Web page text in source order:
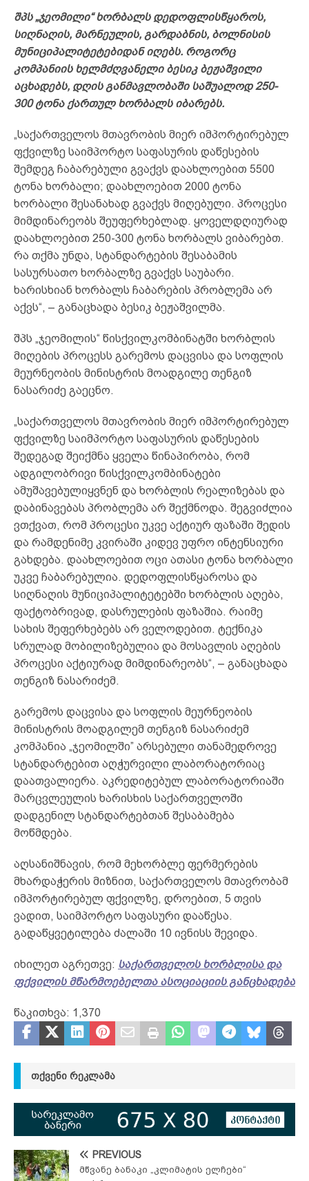
შპს „ჯეომილი“ ხორბალს დედოფლისწყაროს,
სიღნაღის, მარნეულის, გარდაბნის, ბოლნისის
მუნიციპალიტეტებიდან იღებს. როგორც
კომპანიის ხელმძღვანელი ბესიკ ბეჟაშვილი
აცხადებს, დღის განმავლობაში საშუალოდ 250-
300 ტონა ქართულ ხორბალს იბარებს.
„საქართველოს მთავრობის მიერ იმპორტირებულ
ფქვილზე საიმპორტო საფასურის დაწესების
შემდეგ ჩაბარებული გვაქვს დაახლოებით 5500
ტონა ხორბალი; დაახლოებით 2000 ტონა
ხორბალი შესანახად გვაქვს მიღებული. პროცესი
მიმდინარეობს შეუფერხებლად. ყოველდღიურად
დაახლოებით 250-300 ტონა ხორბალს ვიბარებთ.
რა თქმა უნდა, სტანდარტების შესაბამის
სასურსათო ხორბალზე გვაქვს საუბარი.
ხარისხიან ხორბალს ჩაბარების პრობლემა არ
აქვს“, – განაცხადა ბესიკ ბეჟაშვილმა.
შპს „ჯეომილის“ წისქვილკომბინატში ხორბლის
მიღების პროცესს გარემოს დაცვისა და სოფლის
მეურნეობის მინისტრის მოადგილე თენგიზ
ნასარიძე გაეცნო.
„საქართველოს მთავრობის მიერ იმპორტირებულ
ფქვილზე საიმპორტო საფასურის დაწესების
შედეგად შეიქმნა ყველა წინაპირობა, რომ
ადგილობრივი წისქვილკომბინატები
ამუშავებულიყვნენ და ხორბლის რეალიზებას და
დაბინავებას პრობლემა არ შექმნოდა. შეგვიძლია
ვთქვათ, რომ პროცესი უკვე აქტიურ ფაზაში შედის
და რამდენიმე კვირაში კიდევ უფრო ინტენსიური
გახდება. დაახლოებით ოცი ათასი ტონა ხორბალი
უკვე ჩაბარებულია. დედოფლისწყაროსა და
სიღნაღის მუნიციპალიტეტებში ხორბლის აღება,
ფაქტობრივად, დასრულების ფაზაშია. რაიმე
სახის შეფერხებებს არ ველოდებით. ტექნიკა
სრულად მობილიზებულია და მოსავლის აღების
პროცესი აქტიურად მიმდინარეობს“, – განაცხადა
თენგიზ ნასარიძემ.
გარემოს დაცვისა და სოფლის მეურნეობის
მინისტრის მოადგილემ თენგიზ ნასარიძემ
კომპანია „ჯეომილში” არსებული თანამედროვე
სტანდარტებით აღჭურვილი ლაბორატორიაც
დაათვალიერა. აკრედიტებულ ლაბორატორიაში
მარცვლეულის ხარისხის საქართველოში
დადგენილ სტანდარტებთან შესაბამება
მოწმდება.
აღსანიშნავის, რომ მეხორბლე ფერმერების
მხარდაჭერის მიზნით, საქართველოს მთავრობამ
იმპორტირებულ ფქვილზე, დროებით, 5 თვის
ვადით, საიმპორტო საფასური დააწესა.
გადაწყვეტილება ძალაში 10 ივნისს შევიდა.
იხილეთ აგრეთვე: საქართველოს ხორბლისა და
ფქვილის მწარმოებელთა ასოციაციის განცხადება
წაკითხვა: 1,370
ᲗᲥᲕᲔᲜᲘ ᲠᲔᲙᲚᲐᲛᲐ
PREVIOUS
მწვანე ბანაკი „კლიმატის ელჩები“